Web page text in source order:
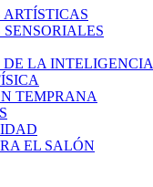
LA INTELIGENCIA
TEMPRANA
EL SALÓN